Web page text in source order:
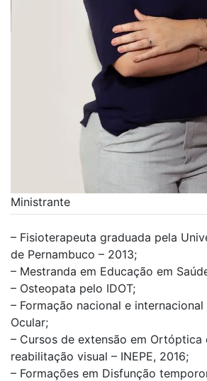
Ministrante
– Fisioterapeuta graduada pela
de Pernambuco – 2013;
– Mestranda em Educação em
– Osteopata pelo IDOT;
– Formação nacional e
Ocular;
– Cursos de extensão em Ortóptica
reabilitação visual – INEPE, 2016;
– Formações em Disfunção